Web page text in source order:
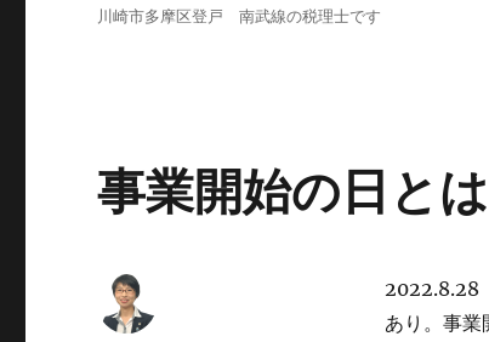
川崎市多摩区登戸 南武線の税理士です
事業開始の日と
2022.8.28
あり。事業